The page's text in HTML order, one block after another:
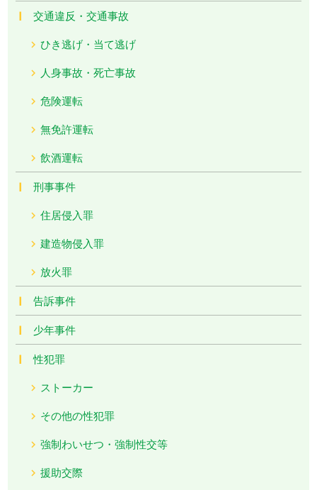
交通違反・交通事故
ひき逃げ・当て逃げ
人身事故・死亡事故
危険運転
無免許運転
飲酒運転
刑事事件
住居侵入罪
建造物侵入罪
放火罪
告訴事件
少年事件
性犯罪
ストーカー
その他の性犯罪
強制わいせつ・強制性交等
援助交際